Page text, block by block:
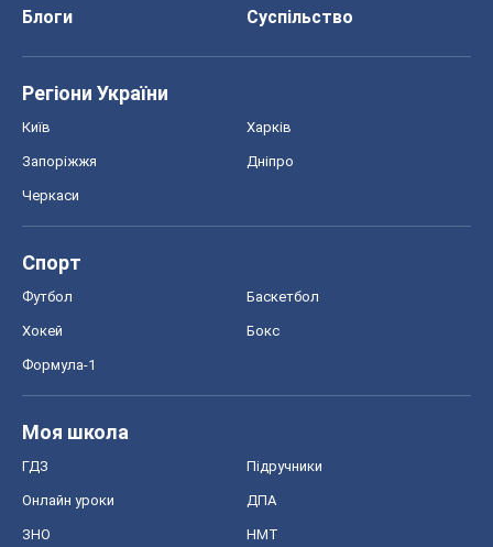
Блоги
Суспільство
Регіони України
Київ Харків
Запоріжжя Дніпро
Черкаси
Спорт
Футбол Баскетбол
Хокей Бокс
Формула-1
Моя школа
ГДЗ Підручники
Онлайн уроки ДПА
ЗНО НМТ